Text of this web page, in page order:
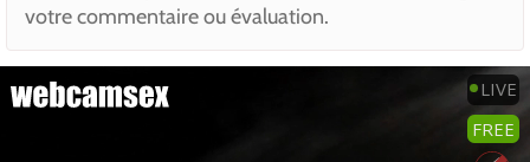
votre commentaire ou évaluation.